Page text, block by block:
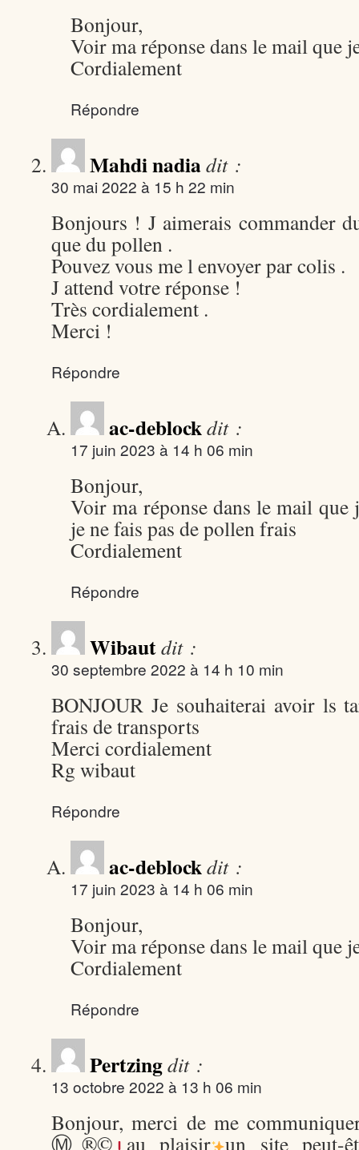
Bonjour,
Voir ma réponse dans le mail que
Cordialement
Répondre
Mahdi nadiadit :
30 mai 2022 à 15 h 22 min
Bonjours ! J aimerais commander
que du pollen .
Pouvez vous me l envoyer par colis .
J attend votre réponse !
Très cordialement .
Merci !
Répondre
ac-deblockdit :
17 juin 2023 à 14 h 06 min
Bonjour,
Voir ma réponse dans le mail que
je ne fais pas de pollen frais
Cordialement
Répondre
Wibautdit :
30 septembre 2022 à 14 h 10 min
BONJOUR Je souhaiterai avoir ls
frais de transports
Merci cordialement
Rg wibaut
Répondre
ac-deblockdit :
17 juin 2023 à 14 h 06 min
Bonjour,
Voir ma réponse dans le mail que
Cordialement
Répondre
Pertzingdit :
13 octobre 2022 à 13 h 06 min
Bonjour, merci de me
Ⓜ®© au plaisir un site peut-